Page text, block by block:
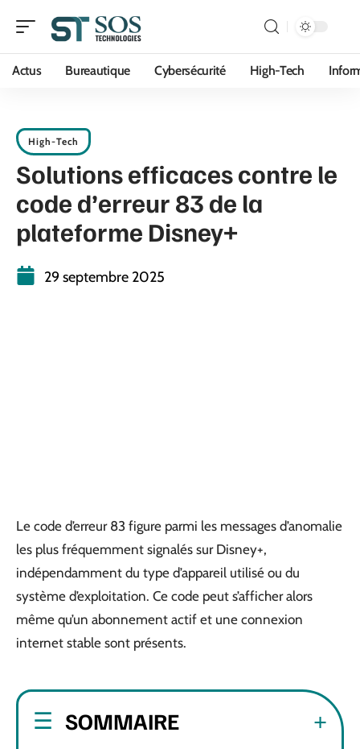
Actus Bureautique Cybersécurité High-Tech
High-Tech
Solutions efficaces contre le
code d’erreur 83 de la
plateforme Disney+
29 septembre 2025
Le code d’erreur 83 figure parmi les messages d’anomalie
les plus fréquemment signalés sur Disney+,
indépendamment du type d’appareil utilisé ou du
système d’exploitation. Ce code peut s’afficher alors
même qu’un abonnement actif et une connexion
internet stable sont présents.
SOMMAIRE